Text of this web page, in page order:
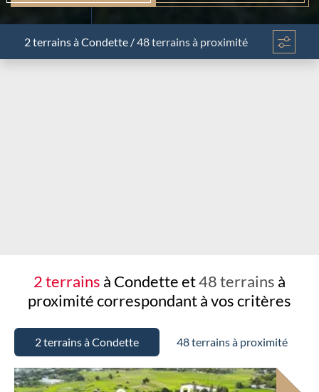
2 terrainsà Condette /48 terrains à proximité
2 terrains à Condette et48 terrains à
proximitécorrespondant à vos critères
2 terrains à Condette 48 terrains à proximité